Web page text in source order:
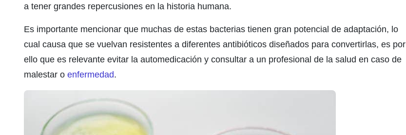
a tener grandes repercusiones en la historia humana.
Es importante mencionar que muchas de estas bacterias tienen gran potencial de adaptación, lo
cual causa que se vuelvan resistentes a diferentes antibióticos diseñados para convertirlas, es por
ello que es relevante evitar la automedicación y consultar a un profesional de la salud en caso de
malestar o enfermedad.